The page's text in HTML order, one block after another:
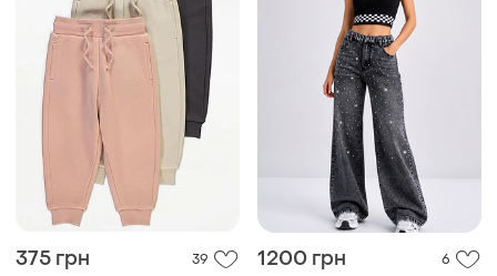
375 грн 39 1200 грн 6